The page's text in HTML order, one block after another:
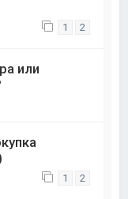
1 2
или
1 2